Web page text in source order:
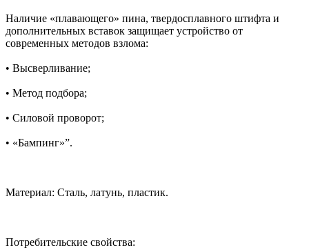
Наличие «плавающего» пина, твердосплавного штифта и
дополнительных вставок защищает устройство от
современных методов взлома:
• Высверливание;
• Метод подбора;
• Силовой проворот;
• «Бампинг»”.
Материал: Сталь, латунь, пластик.
Потребительские свойства: